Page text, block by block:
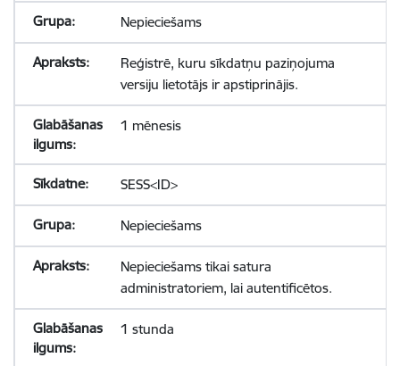
Nepieciešams
Reģistrē, kuru sīkdatņu paziņojuma
versiju lietotājs ir apstiprinājis.
1 mēnesis
SESS<ID>
Nepieciešams
Nepieciešams tikai satura
administratoriem, lai autentificētos.
1 stunda